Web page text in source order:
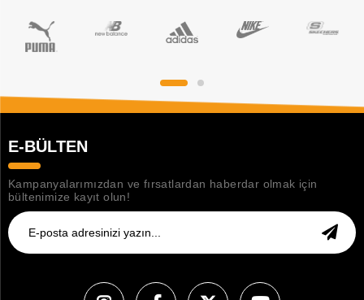
E-BÜLTEN
Kampanyalarımızdan ve fırsatlardan haberdar olmak için
bültenimize kayıt olun!